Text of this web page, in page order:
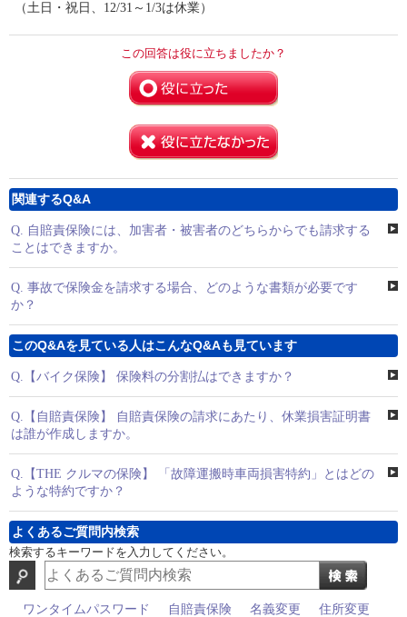
（土日・祝日、12/31～1/3は休業）
この回答は役に立ちましたか？
関連するQ&A
Q. 自賠責保険には、加害者・被害者のどちらからでも請求する
ことはできますか。
Q. 事故で保険金を請求する場合、どのような書類が必要です
か？
このQ&Aを見ている人はこんなQ&Aも見ています
Q. 【バイク保険】 保険料の分割払はできますか？
Q. 【自賠責保険】 自賠責保険の請求にあたり、休業損害証明書
は誰が作成しますか。
Q. 【THE クルマの保険】 「故障運搬時車両損害特約」とはどの
ような特約ですか？
よくあるご質問内検索
検索するキーワードを入力してください。
ワンタイムパスワード 自賠責保険 名義変更
住所変更